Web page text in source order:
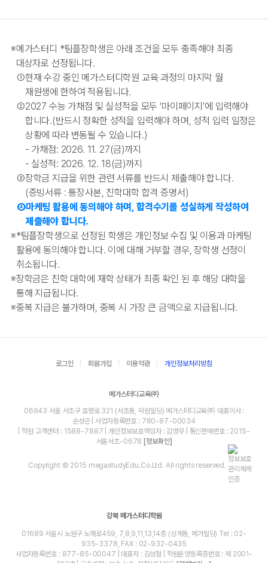
※메가스터디 *팀플장학생은 아래 조건을 모두 충족해야 최종
대상자로 선정됩니다.
①현재 수강 중인 메가스터디학원 교육 과정의 마지막 월
재원생에 한하여 적용됩니다.
②2027 수능 가채점 및 실성적을 모두 ‘마이페이지’에 입력해야
합니다.(반드시 정확한 성적을 입력해야 하며, 성적 입력 일정은
상황에 따라 변동될 수 있습니다.)
- 가채점: 2026. 11. 27(금)까지
- 실성적: 2026. 12. 18(금)까지
③장학금 지급을 위한 관련 서류를 반드시 제출해야 합니다.
(증빙서류 : 통장사본, 진학대학 합격 증명서)
④마케팅 활용에 동의해야 하며, 합격수기를 성실하게 작성하여
제출해야 합니다.
※*팀플장학생으로 선정된 학생은 개인정보 수집 및 이용과 마케팅
활용에 동의해야 합니다. 이에 대해 거부할 경우, 장학생 선정이
취소됩니다.
※장학금은 진학 대학에 재학 상태가 최종 확인 된 후 해당 대학을
통해 지급됩니다.
※중복 지급은 불가하며, 중복 시 가장 큰 금액으로 지급됩니다.
로그인 회원가입 이용약관 개인정보처리방침
메가스터디교육㈜
06643 서울 서초구 효령로 321 (서초동, 덕원빌딩) 메가스터디교육㈜ 대표이사 :
손성은 | 사업자등록번호 : 780-87-00034
| 학원 고객센터 : 1588-7887 | 개인정보보호책임자 : 김영무 | 통신판매번호 : 2015-
서울서초-0678 [정보확인]
Copyright © 2015 megastudyEdu.Co.Ltd. All rights reserved.
강북 메가스터디학원
01689 서울시 노원구 노해로459, 7,8,9,11,13,14층 (상계동, 메가빌딩) Tel : 02-
935-3378, FAX : 02-932-0435
사업자등록번호 : 877-85-00047 | 대표자 : 김성철 | 학원운영등록증번호 : 제 2001-